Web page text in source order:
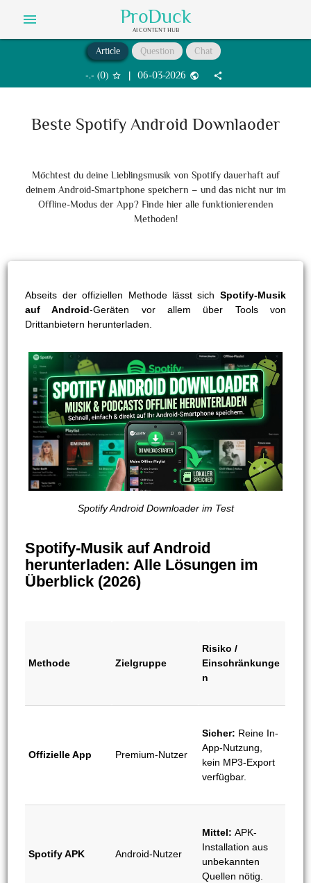
menu ProDuck
AI CONTENT HUB
Article Question Chat
‐.‐ (0) star_border | 06-03-2026 public share
Beste Spotify Android Downlaoder
Möchtest du deine Lieblingsmusik von Spotify dauerhaft auf
deinem Android-Smartphone speichern – und das nicht nur im
Offline-Modus der App? Finde hier alle funktionierenden
Methoden!
Abseits der offiziellen Methode lässt sich Spotify-Musik
auf Android-Geräten vor allem über Tools von
Drittanbietern herunterladen.
Spotify Android Downloader im Test
Spotify-Musik auf Android
herunterladen: Alle Lösungen im
Überblick (2026)
Methode Zielgruppe
Risiko /
Einschränkunge
n
Offizielle App Premium-Nutzer
Sicher: Reine In-
App-Nutzung,
kein MP3-Export
verfügbar.
Spotify APK Android-Nutzer
Mittel:APK-
Installation aus
unbekannten
Quellen nötig.